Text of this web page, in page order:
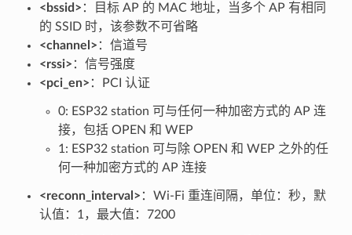
<bssid> ：目标 AP 的 MAC 地址，当多个 AP 有相同
的 SSID 时，该参数不可省略
<channel> ：信道号
<rssi> ：信号强度
<pci_en> ：PCI 认证
0: ESP32 station 可与任何一种加密方式的 AP 连
接，包括 OPEN 和 WEP
1: ESP32 station 可与除 OPEN 和 WEP 之外的任
何一种加密方式的 AP 连接
<reconn_interval> ：Wi-Fi 重连间隔，单位：秒，默
认值：1，最大值：7200